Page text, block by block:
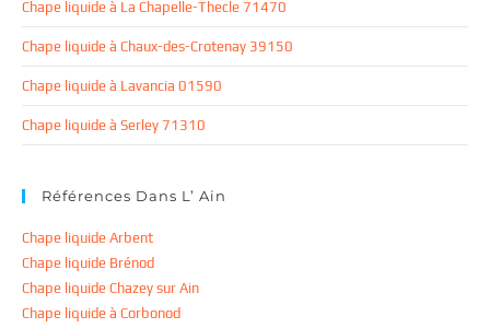
Chape liquide à La Chapelle-Thecle 71470
Chape liquide à Chaux-des-Crotenay 39150
Chape liquide à Lavancia 01590
Chape liquide à Serley 71310
Références Dans L’ Ain
Chape liquide Arbent
Chape liquide Brénod
Chape liquide Chazey sur Ain
Chape liquide à Corbonod